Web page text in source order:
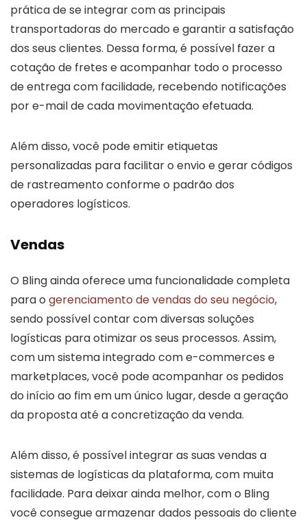
prática de se integrar com as principais
transportadoras do mercado e garantir a satisfação
dos seus clientes. Dessa forma, é possível fazer a
cotação de fretes e acompanhar todo o processo
de entrega com facilidade, recebendo notificações
por e-mail de cada movimentação efetuada.
Além disso, você pode emitir etiquetas
personalizadas para facilitar o envio e gerar códigos
de rastreamento conforme o padrão dos
operadores logísticos.
Vendas
O Bling ainda oferece uma funcionalidade completa
para o gerenciamento de vendas do seu negócio,
sendo possível contar com diversas soluções
logísticas para otimizar os seus processos. Assim,
com um sistema integrado com e-commerces e
marketplaces, você pode acompanhar os pedidos
do início ao fim em um único lugar, desde a geração
da proposta até a concretização da venda.
Além disso, é possível integrar as suas vendas a
sistemas de logísticas da plataforma, com muita
facilidade. Para deixar ainda melhor, com o Bling
você consegue armazenar dados pessoais do cliente